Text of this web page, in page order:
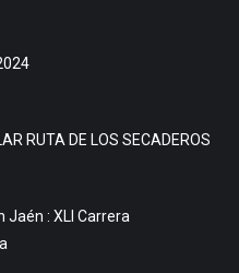
RUTA DE LOS SECADEROS
Jaén : XLI Carrera